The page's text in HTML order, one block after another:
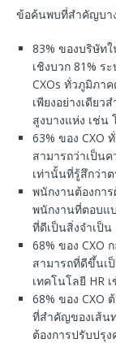
ข้อค้นพบที่สำคัญบา
83% ของบริษัท
เชิงบวก 81% ร
CXOs ทั่วภูมิภา
เพียงอย่างเดีย
สูงบางแห่ง เช่น
63% ของ CXO
สามารถว่าเป็น
เท่านั้นที่รู้สึกว่า
พนักงานต้องกา
พนักงานที่ตอบแ
ที่ดีเป็นสิ่งจำเป็น
68% ของ CXO
สามารถที่ดีขึ้นเ
เทคโนโลยี HR
68% ของ CXO
ที่สำคัญของเส้น
ต้องการปรับปรุ